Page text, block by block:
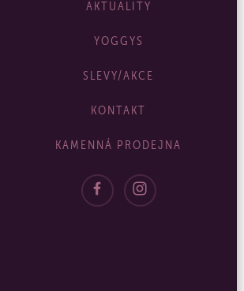
AKTUALITY
YOGGYS
SLEVY/AKCE
KONTAKT
KAMENNÁ PRODEJNA